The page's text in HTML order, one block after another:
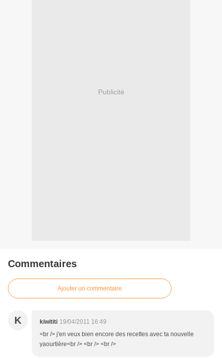
Publicité
Commentaires
Ajouter un commentaire
K kiwititi 19/04/2011 16:49
<br /> j'en veux bien encore des recettes avec ta nouvelle
yaourtière<br /> <br /> <br />